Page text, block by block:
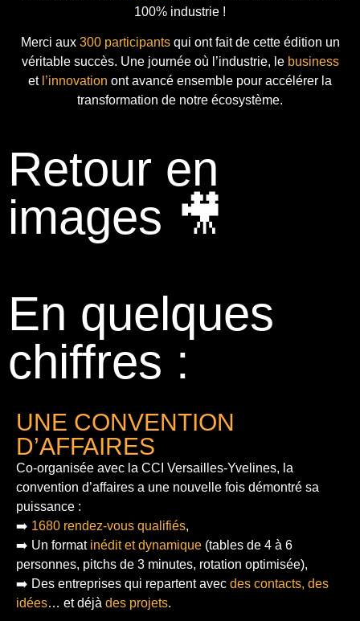
100% industrie !
Merci aux 300 participantsqui ont fait de cette édition un
véritable succès. Une journée où l’industrie, le business
et l’innovation ont avancé ensemble pour accélérer la
transformation de notre écosystème.
Retour en
images 🎥
En quelques
chiffres :
UNE CONVENTION
D’AFFAIRES
Co-organisée avec la CCI Versailles-Yvelines, la
convention d’affaires a une nouvelle fois démontré sa
puissance :
➡️ 1680 rendez-vous qualifiés,
➡️ Un format inédit et dynamique (tables de 4 à 6
personnes, pitchs de 3 minutes, rotation optimisée),
➡️ Des entreprises qui repartent avec des contacts, des
idées… et déjà des projets.